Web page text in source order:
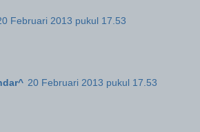
Februari 2013 pukul 17.53
20 Februari 2013 pukul 17.53